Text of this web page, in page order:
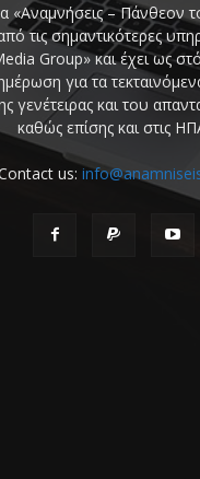
«Αναμνήσεις – Πάνθεον
τις σημαντικότερες
Group» και έχει ως
για τα
γενέτειρας και του
καθώς επίσης και στις
us: